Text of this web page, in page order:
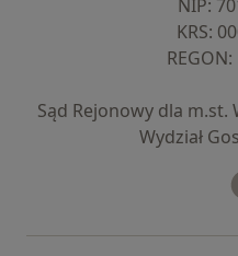
NIP:
KRS:
Sąd Rejonowy dla m.st.
Wydział